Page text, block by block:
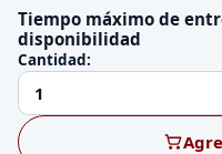
Tiempo máximo de
disponibilidad
Cantidad: